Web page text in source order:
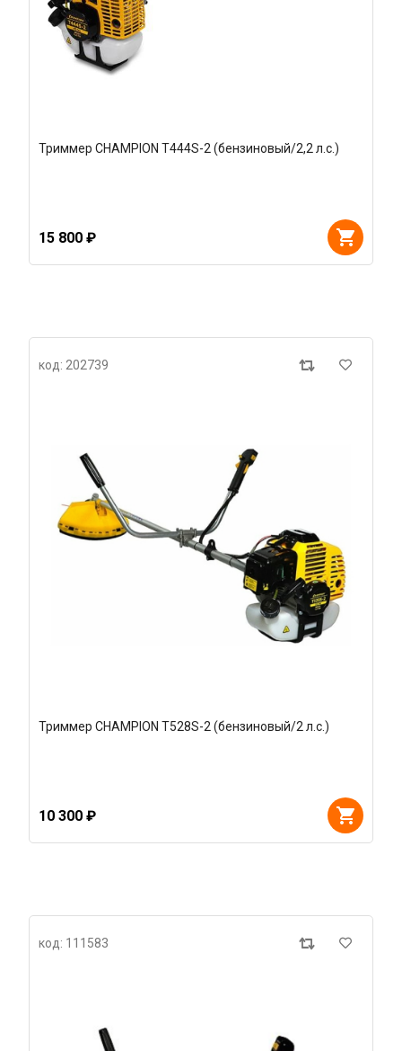
Триммер CHAMPION T444S-2 (бензиновый/2,2 л.с.)
15 800 ₽
код: 202739
Триммер CHAMPION T528S-2 (бензиновый/2 л.с.)
10 300 ₽
код: 111583